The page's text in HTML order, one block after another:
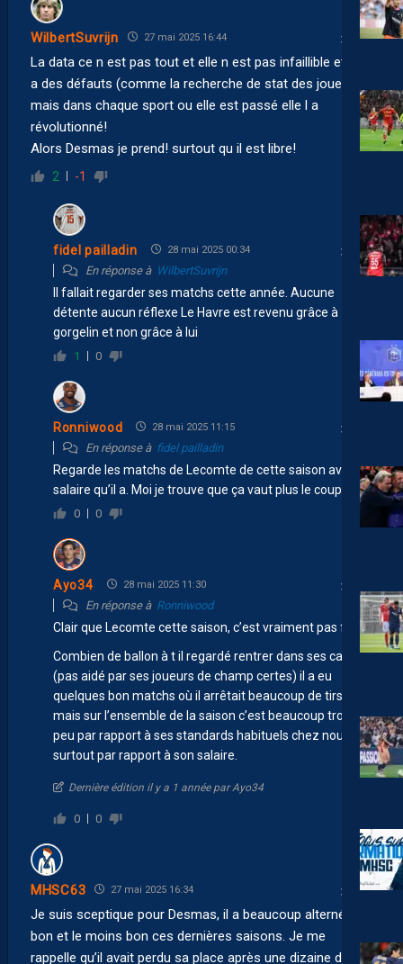
WilbertSuvrijn 27 mai 2025 16:44
La data ce n est pas tout et elle n est pas infaillible et elle
a des défauts (comme la recherche de stat des joueurs)
mais dans chaque sport ou elle est passé elle l a
révolutionné!
Alors Desmas je prend! surtout qu il est libre!
2 -1
fidel pailladin 28 mai 2025 00:34
En réponse à WilbertSuvrijn
Il fallait regarder ses matchs cette année. Aucune
détente aucun réflexe Le Havre est revenu grâce à
gorgelin et non grâce à lui
1 0
Ronniwood 28 mai 2025 11:15
En réponse à fidel pailladin
Regarde les matchs de Lecomte de cette saison avec le
salaire qu’il a. Moi je trouve que ça vaut plus le coup
0 0
Ayo34 28 mai 2025 11:30
En réponse à Ronniwood
Clair que Lecomte cette saison, c’est vraiment pas fou…
Combien de ballon à t il regardé rentrer dans ses cages
(pas aidé par ses joueurs de champ certes) il a eu
quelques bon matchs où il arrêtait beaucoup de tirs
mais sur l’ensemble de la saison c’est beaucoup trop
peu par rapport à ses standards habituels chez nous et
surtout par rapport à son salaire.
Dernière édition il y a 1 année par Ayo34
0 0
MHSC63 27 mai 2025 16:34
Je suis sceptique pour Desmas, il a beaucoup alterné le
bon et le moins bon ces dernières saisons. Je me
rappelle qu’il avait perdu sa place après une dizaine de